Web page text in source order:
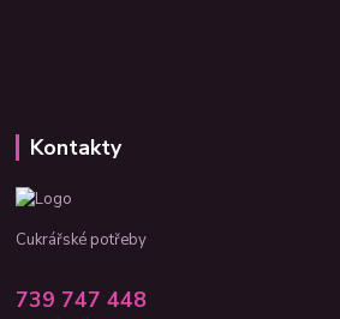
Kontakty
Cukrářské potřeby
739 747 448